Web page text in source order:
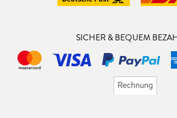
SICHER & BEQUEM